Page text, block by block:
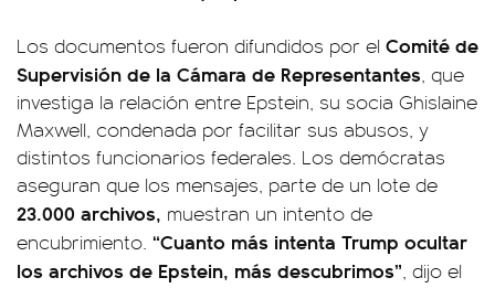
Los documentos fueron difundidos por el Comité de
Supervisión de la Cámara de Representantes, que
investiga la relación entre Epstein, su socia Ghislaine
Maxwell, condenada por facilitar sus abusos, y
distintos funcionarios federales. Los demócratas
aseguran que los mensajes, parte de un lote de
23.000 archivos, muestran un intento de
encubrimiento. “Cuanto más intenta Trump ocultar
los archivos de Epstein, más descubrimos”, dijo el